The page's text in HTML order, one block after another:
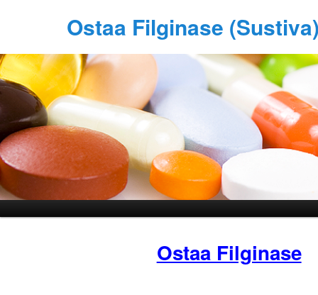
Ostaa Filginase
Ostaa Filginase